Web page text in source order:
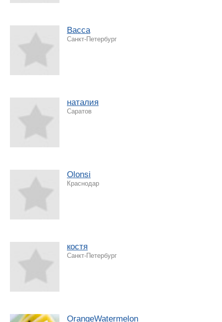
Васса
Санкт-Петербург
наталия
Саратов
Olonsi
Краснодар
костя
Санкт-Петербург
OrangeWatermelon